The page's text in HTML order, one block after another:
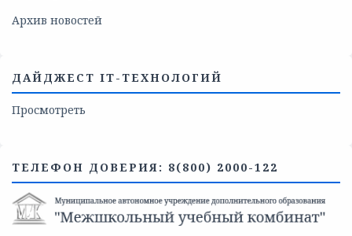
Архив новостей
ДАЙДЖЕСТ IT-ТЕХНОЛОГИЙ
Просмотреть
ТЕЛЕФОН ДОВЕРИЯ: 8(800) 2000-122